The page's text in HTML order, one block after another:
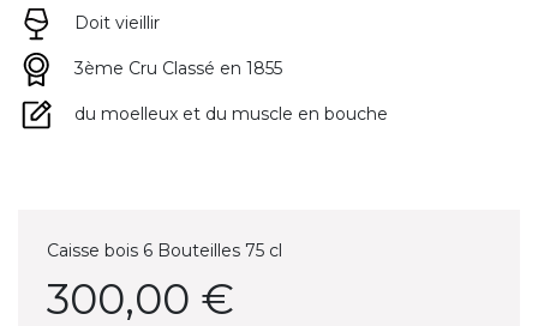
Doit vieillir
3ème Cru Classé en 1855
du moelleux et du muscle en bouche
Caisse bois 6 Bouteilles 75 cl
300,00 €